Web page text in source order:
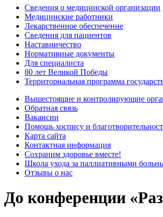
Сведения о медицинской организации
Медицинские работники
Лекарственное обеспечение
Сведения для пациентов
Наставничество
Нормативные документы
Для специалиста
80 лет Великой Победы
Территориальная программа
Вышестоящие и контролирующие
Обратная связь
Вакансии
Помощь хоспису и
Карта сайта
Контактная информация
Сохраним здоровье вместе!
Школа ухода за паллиативными
Отзывы о нас
До конференции